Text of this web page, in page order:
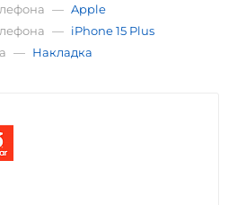
— Apple
— iPhone 15 Plus
— Накладка